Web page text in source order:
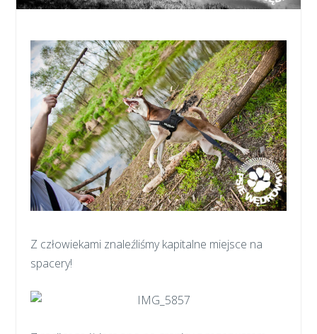
Z człowiekami znaleźliśmy kapitalne miejsce na
spacery!